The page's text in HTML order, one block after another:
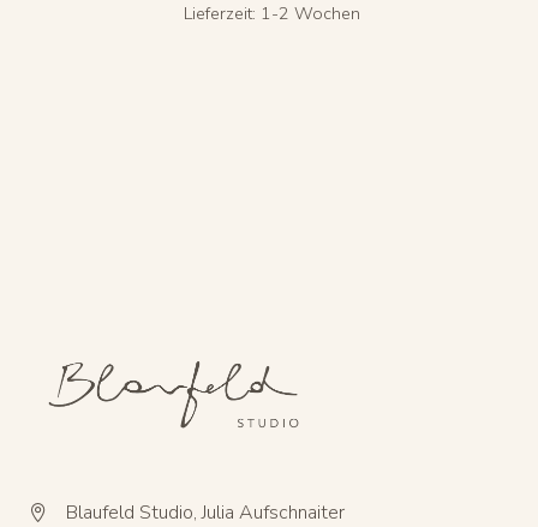
Lieferzeit: 1-2 Wochen


Blaufeld Studio, Julia Aufschnaiter